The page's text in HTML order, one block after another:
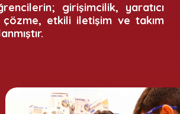
girişimcilik, yaratıcı
etkili iletişim ve takım